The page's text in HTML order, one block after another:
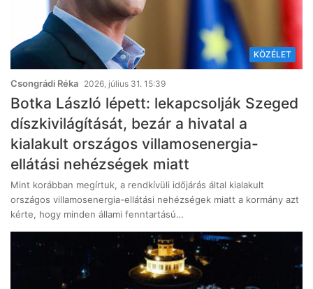
KÖZÉLET
Csongrádi Réka 2026, július 31. 15:39
Botka László lépett: lekapcsolják Szeged
díszkivilágítását, bezár a hivatal a
kialakult országos villamosenergia-
ellátási nehézségek miatt
Mint korábban megírtuk, a rendkívüli időjárás által kialakult
országos villamosenergia-ellátási nehézségek miatt a kormány azt
kérte, hogy minden állami fenntartású…